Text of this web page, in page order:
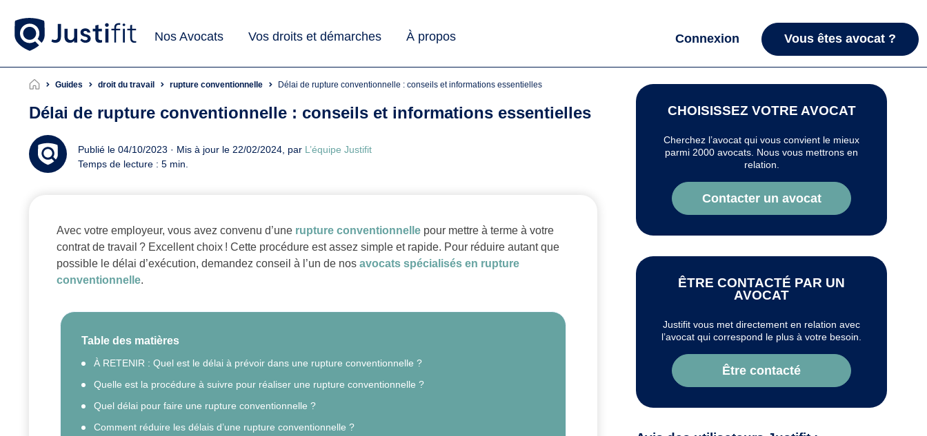
Nos Avocats Vos droits et démarches À propos Connexion Vous êtes avocat ?
Guides droit du travail rupture conventionnelle Délai de rupture conventionnelle : conseils et informations essentielles
Délai de rupture conventionnelle : conseils et informations essentielles
Publié le 04/10/2023 · Mis à jour le 22/02/2024, par L’équipe Justifit
Temps de lecture : 5 min.
Avec votre employeur, vous avez convenu d’une rupture conventionnelle pour mettre à terme à votre
contrat de travail ? Excellent choix ! Cette procédure est assez simple et rapide. Pour réduire autant que
possible le délai d’exécution, demandez conseil à l’un de nos avocats spécialisés en rupture
conventionnelle.
Table des matières
À RETENIR : Quel est le délai à prévoir dans une rupture conventionnelle ?
Quelle est la procédure à suivre pour réaliser une rupture conventionnelle ?
Quel délai pour faire une rupture conventionnelle ?
Comment réduire les délais d’une rupture conventionnelle ?
CHOISISSEZ VOTRE AVOCAT
Cherchez l’avocat qui vous convient le mieux
parmi 2000 avocats. Nous vous mettrons en
relation.
Contacter un avocat
ÊTRE CONTACTÉ PAR UN
AVOCAT
Justifit vous met directement en relation avec
l’avocat qui correspond le plus à votre besoin.
Être contacté